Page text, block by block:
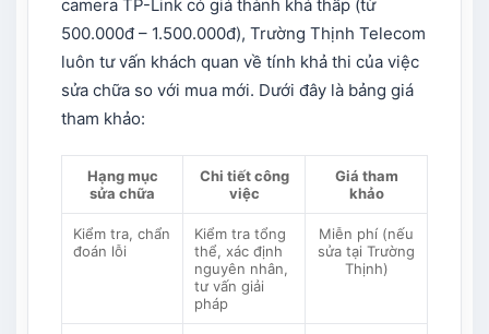
camera TP-Link có giá thành khá thấp (từ
500.000đ – 1.500.000đ), Trường Thịnh Telecom
luôn tư vấn khách quan về tính khả thi của việc
sửa chữa so với mua mới. Dưới đây là bảng giá
tham khảo:
Hạng mục
sửa chữa
Chi tiết công
việc
Giá tham
khảo
Kiểm tra, chẩn
đoán lỗi
Kiểm tra tổng
thể, xác định
nguyên nhân,
tư vấn giải
pháp
Miễn phí (nếu
sửa tại Trường
Thịnh)